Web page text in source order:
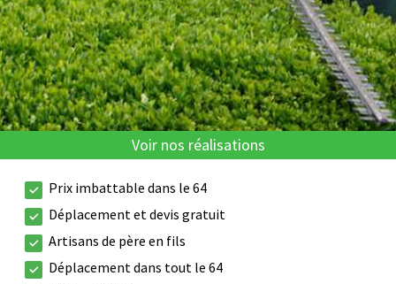
Voir nos réalisations
Prix imbattable dans le 64
Déplacement et devis gratuit
Artisans de père en fils
Déplacement dans tout le 64